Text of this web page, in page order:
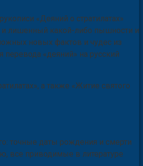
«Деяний о стратилатах»
и лишенный какой-либо пышности и
новых фактов и чудес из
перевода «деяний» на русский
а также «Житие святого
точные даты рождения и смерти
все приводимые в литературе